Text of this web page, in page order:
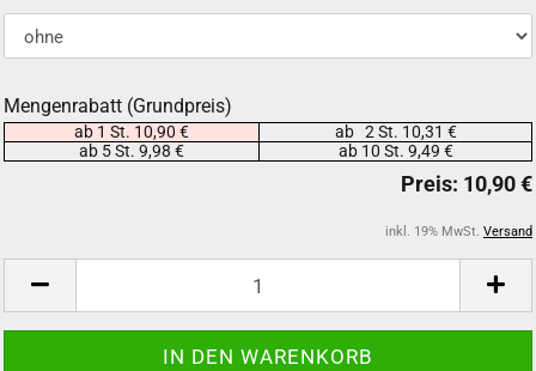
Mengenrabatt (Grundpreis)
ab 1 St. 10,90 €
ab 2 St. 10,31 €
ab 5 St. 9,98 €
ab 10 St. 9,49 €
inkl. 19% MwSt. Versand